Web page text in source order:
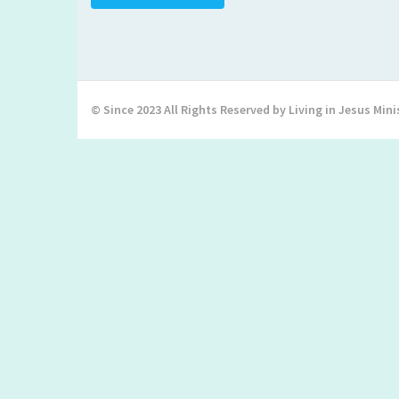
© Since 2023 All Rights Reserved by Living in Jesus